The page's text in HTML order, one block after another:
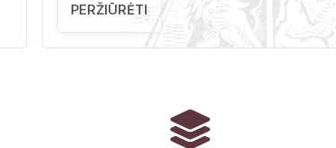
PERŽIŪRĖTI